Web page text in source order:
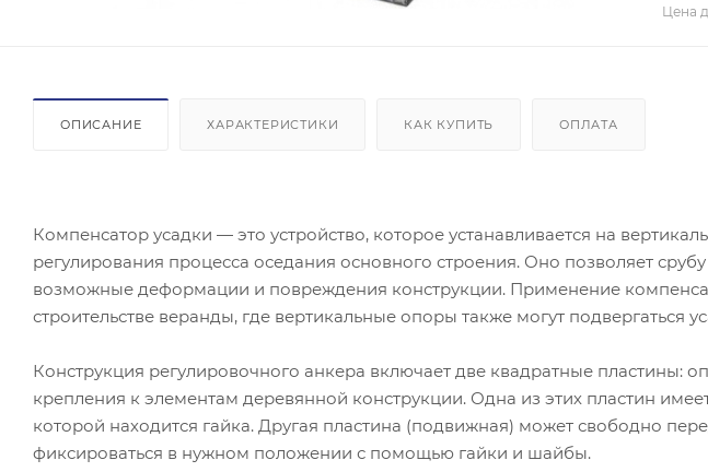
Цена
ОПИСАНИЕ ХАРАКТЕРИСТИКИ КАК КУПИТЬ ОПЛАТА
Компенсатор усадки — это устройство, которое устанавливается на
регулирования процесса оседания основного строения. Оно позволяет
возможные деформации и повреждения конструкции. Применение
строительстве веранды, где вертикальные опоры также могут подвергаться
Конструкция регулировочного анкера включает две квадратные пластины:
крепления к элементам деревянной конструкции. Одна из этих пластин
которой находится гайка. Другая пластина (подвижная) может свободно
фиксироваться в нужном положении с помощью гайки и шайбы.